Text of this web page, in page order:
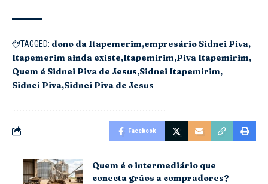
TAGGED: dono da Itapemerim empresário Sidnei Piva
Itapemerim ainda existe Itapemirim Piva Itapemirim
Quem é Sidnei Piva de Jesus Sidnei Itapemirim
Sidnei Piva Sidnei Piva de Jesus
Facebook
Quem é o intermediário que
conecta grãos a compradores?